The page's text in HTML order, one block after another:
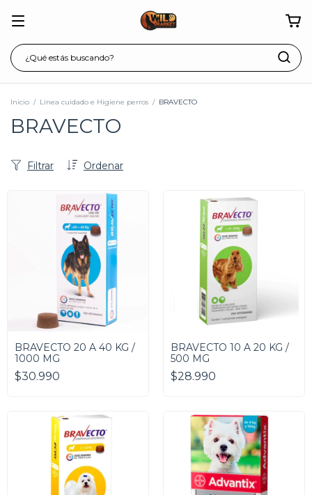
Inicio / Línea cuidado e Higiene perros / BRAVECTO
BRAVECTO
Ordenar
Filtrar
BRAVECTO 20 A 40 KG /
1000 MG
$30.990
BRAVECTO 10 A 20 KG /
500 MG
$28.990